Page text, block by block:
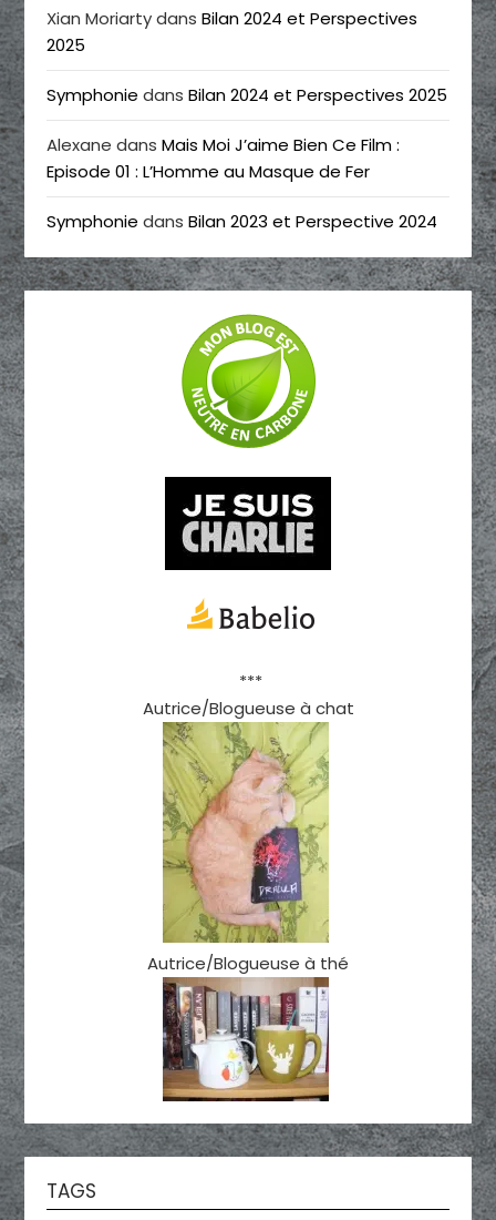
Xian MoriartydansBilan 2024 et Perspectives
2025
Symphonie dansBilan 2024 et Perspectives 2025
Alexane dansMais Moi J’aime Bien Ce Film :
Episode 01 : L’Homme au Masque de Fer
Symphonie dansBilan 2023 et Perspective 2024
***
Autrice/Blogueuse à chat
Autrice/Blogueuse à thé
TAGS